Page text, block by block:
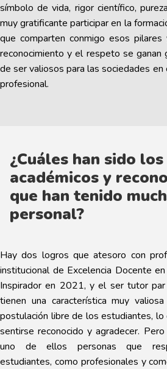
símbolo de vida, rigor científico,
muy gratificante participar en la
que comparten conmigo esos
reconocimiento y el respeto se ganan
de ser valiosos para las sociedades
profesional.
¿Cuáles han sido
académicos y
que han tenido
personal?
Hay dos logros que atesoro con
institucional de Excelencia Docente
Inspirador en 2021, y el ser tutor
tienen una característica muy
postulación libre de los estudiantes, lo
sentirse reconocido y agradecer.
uno de ellos personas que
estudiantes, como profesionales y